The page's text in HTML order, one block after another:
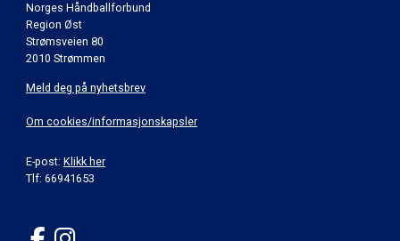
Norges Håndballforbund
Region Øst
Strømsveien 80
2010 Strømmen
Meld deg på nyhetsbrev
Om cookies/informasjonskapsler
E-post: Klikk her
Tlf: 66941653